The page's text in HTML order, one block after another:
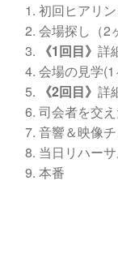
初回ヒアリン
会場探し（2
《1回目》 詳
会場の見学
《2回目》 詳
司会者を交
音響＆映像
当日リハー
本番